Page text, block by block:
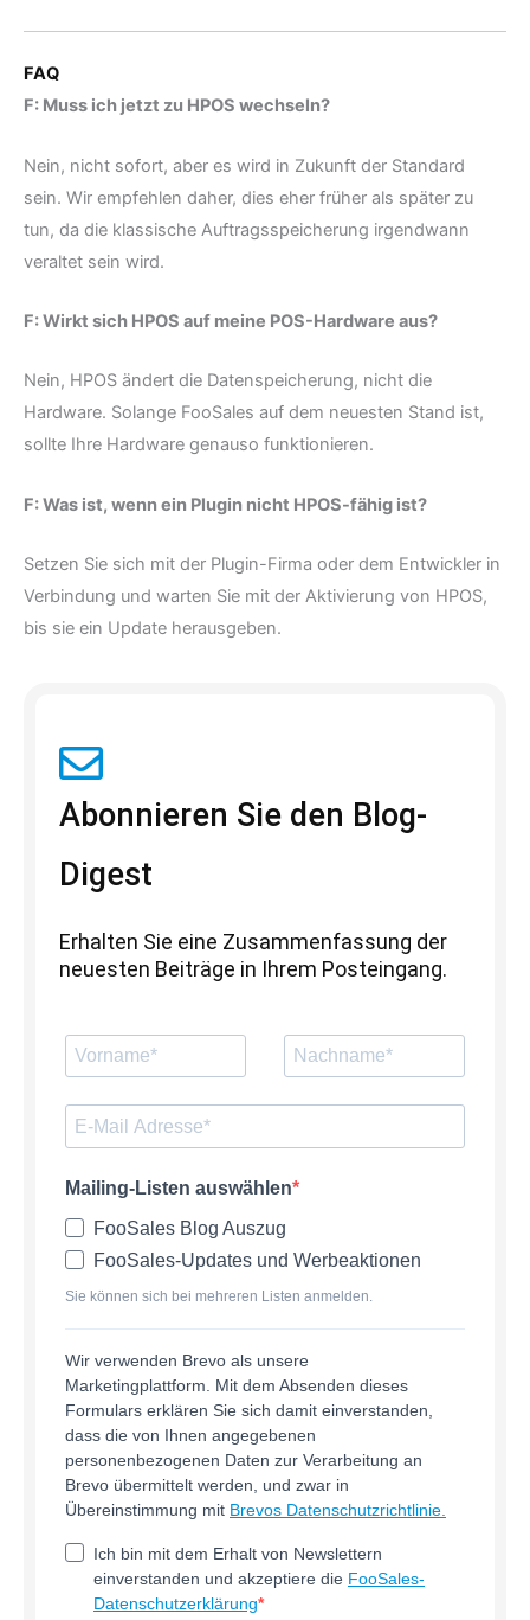
FAQ
F: Muss ich jetzt zu HPOS wechseln?
Nein, nicht sofort, aber es wird in Zukunft der Standard
sein. Wir empfehlen daher, dies eher früher als später zu
tun, da die klassische Auftragsspeicherung irgendwann
veraltet sein wird.
F: Wirkt sich HPOS auf meine POS-Hardware aus?
Nein, HPOS ändert die Datenspeicherung, nicht die
Hardware. Solange FooSales auf dem neuesten Stand ist,
sollte Ihre Hardware genauso funktionieren.
F: Was ist, wenn ein Plugin nicht HPOS-fähig ist?
Setzen Sie sich mit der Plugin-Firma oder dem Entwickler in
Verbindung und warten Sie mit der Aktivierung von HPOS,
bis sie ein Update herausgeben.
Abonnieren Sie den Blog-
Digest
Erhalten Sie eine Zusammenfassung der
neuesten Beiträge in Ihrem Posteingang.
Mailing-Listen auswählen
FooSales Blog Auszug
FooSales-Updates und Werbeaktionen
Sie können sich bei mehreren Listen anmelden.
Wir verwenden Brevo als unsere
Marketingplattform. Mit dem Absenden dieses
Formulars erklären Sie sich damit einverstanden,
dass die von Ihnen angegebenen
personenbezogenen Daten zur Verarbeitung an
Brevo übermittelt werden, und zwar in
Übereinstimmung mit Brevos Datenschutzrichtlinie.
Ich bin mit dem Erhalt von Newslettern
einverstanden und akzeptiere die FooSales-
Datenschutzerklärung